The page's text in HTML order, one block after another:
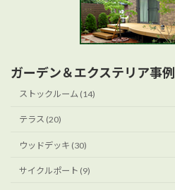
ガーデン＆エクステリア事例
ストックルーム (14)
テラス (20)
ウッドデッキ (30)
サイクルポート (9)